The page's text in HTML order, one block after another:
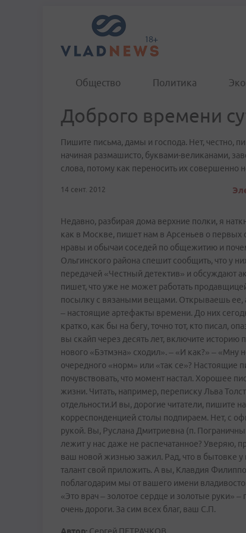
Общество Политика
Доброго времени
Пишите письма, дамы и господа. Нет, честно,
начиная размашисто, буквами-великанами,
слова, потому как переносить их совершенно
14 сент. 2012
Недавно, разбирая дома верхние полки, я
как в Москве, пишет нам в Арсеньев о
нравы и обычаи соседей по общежитию и
Ольгинского района спешит сообщить, что у
передачей «Честный детектив» и обсуждают
пишет, что уже не может работать
посылку с вязаными вещами. Открываешь ее,
– настоящие артефакты времени. До них
кратко, как бы на бегу, точно тот, кто писал,
вы скайп через десять лет, включите
нового «Бэтмэна» сходил». – «И как?» – «Мну
очередного «норм» или «так се»? Настоящие
почувствовать, что момент настал. Хорошее
жизни. Читать, например, переписку Льва
отдельности.И вы, дорогие читатели, пишите
корреспонденцией столы подпираем. Нет, с
рукой. Вы, Руслана Дмитриевна (п.
лежит у нас даже не распечатанное? Уверяю,
ваш новой жизнью зажил. Рад, что в бытовке
талант свой приложить. А вы, Клавдия
поблагодарим мы от вашего имени
«Это врач – золотое сердце и золотые руки»
очень дороги. За сим всех благ, ваш С.П.